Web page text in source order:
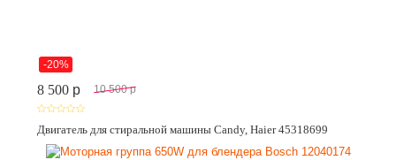
-20%
8 500 p 10 500 p
Двигатель для стиральной машины Candy, Haier 45318699